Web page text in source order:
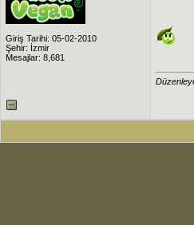
Giriş Tarihi: 05-02-2010
Şehir: İzmir
Mesajlar: 8,681